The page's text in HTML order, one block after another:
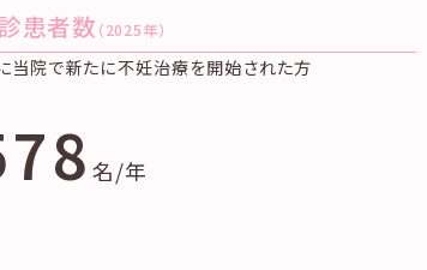
患者数 （2025年）
当院で新たに不妊治療を開始された方
名/年